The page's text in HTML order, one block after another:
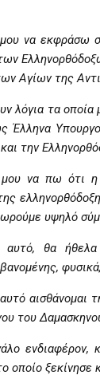
να εκφράσω
Αγίων της
λόγια τα οποία
την
να πω ότι η
υψηλό
αυτό, θα
αισθάνομαι
του
ενδιαφέρον,
οποίο